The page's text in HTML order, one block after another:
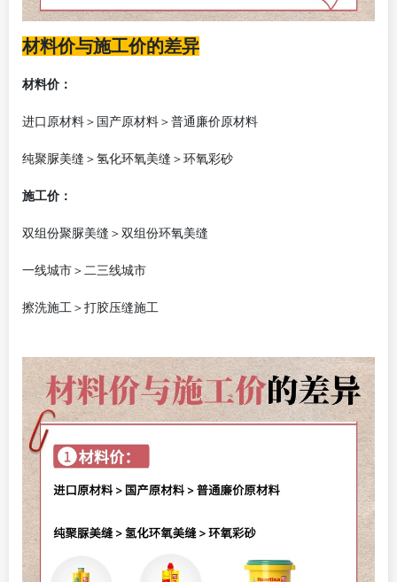
材料价与施工价的差异
材料价：
进口原材料＞国产原材料＞普通廉价原材料
纯聚脲美缝＞氢化环氧美缝＞环氧彩砂
施工价：
双组份聚脲美缝＞双组份环氧美缝
一线城市＞二三线城市
擦洗施工＞打胶压缝施工